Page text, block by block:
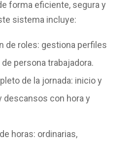
forma eficiente, segura y
sistema incluye:
de roles: gestiona perfiles
persona trabajadora.
de la jornada: inicio y
descansos con hora y
horas: ordinarias,